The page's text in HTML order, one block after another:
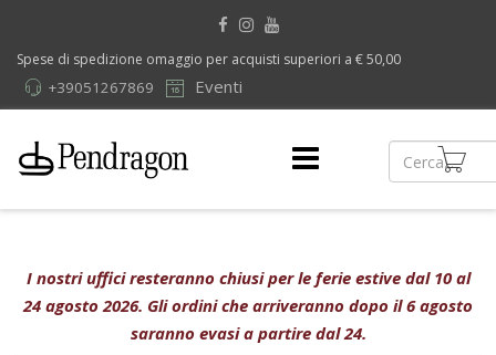
Spese di spedizione omaggio per acquisti superiori a € 50,00
Eventi
+39051267869
I nostri uffici resteranno chiusi per le ferie estive dal 10 al
24 agosto 2026. Gli ordini che arriveranno dopo il 6 agosto
saranno evasi a partire dal 24.